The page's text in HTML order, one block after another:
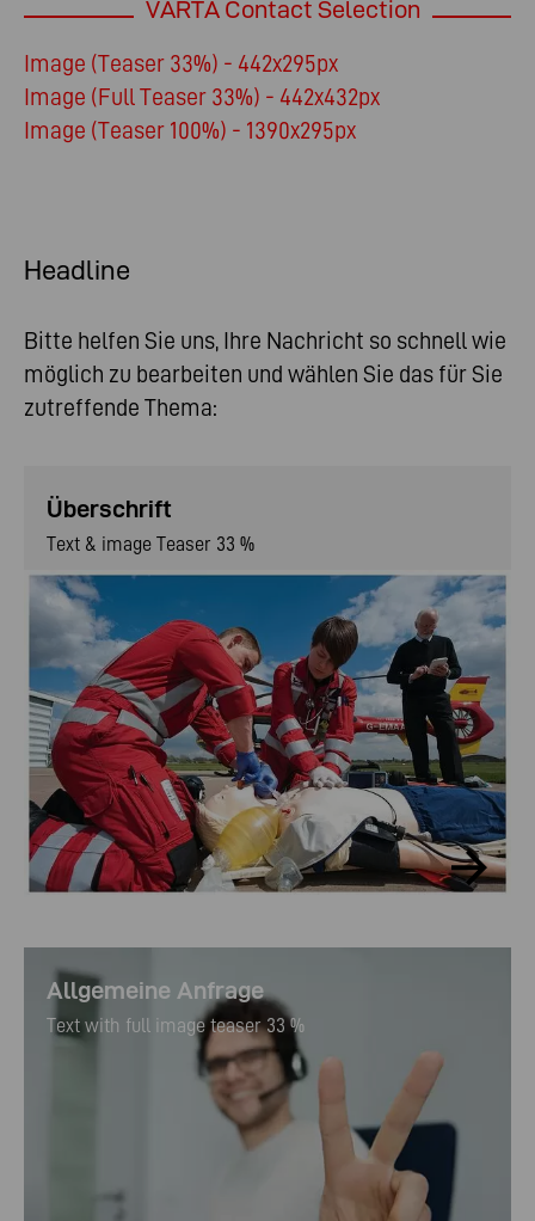
VARTA Contact Selection
Image (Teaser 33%) - 442x295px
Image (Full Teaser 33%) - 442x432px
Image (Teaser 100%) - 1390x295px
Headline
Bitte helfen Sie uns, Ihre Nachricht so schnell wie
möglich zu bearbeiten und wählen Sie das für Sie
zutreffende Thema:
Überschrift
Text & image Teaser 33 %
Allgemeine Anfrage
Text with full image teaser 33 %